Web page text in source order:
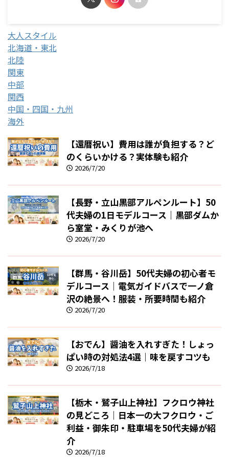
大人スタイル
北海道・東北
北陸
関東
中部
関西
中国・四国・九州
海外
【還暦祝い】費用は誰が負担する？ど
のくらいかける？実体験も紹介
2026/7/20
【長野・立山黒部アルペンルート】50
代夫婦の1日モデルコース｜黒部ダムか
ら室堂・みくりが池へ
2026/7/20
【群馬・谷川岳】50代夫婦の初心者モ
デルコース｜電気ガイドバスで一ノ倉
沢の絶景へ！服装・所要時間も紹介
2026/7/20
【おでん】醤油を入れすぎた！しょっ
ぱい時の対処法4選｜味を戻すコツも
2026/7/18
【栃木・鷲子山上神社】フクロウ神社
の見どころ｜日本一の大フクロウ・ご
利益・御朱印・駐車場を50代夫婦が紹
介
2026/7/18